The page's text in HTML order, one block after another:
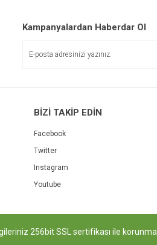
Kampanyalardan Haberdar Ol
BİZİ TAKİP EDİN
Facebook
Twitter
Instagram
Youtube
256bit SSL sertifikası ile